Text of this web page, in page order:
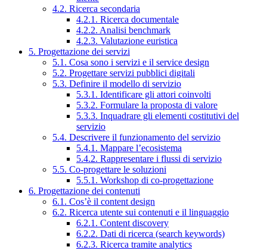
4.2. Ricerca secondaria
4.2.1. Ricerca documentale
4.2.2. Analisi benchmark
4.2.3. Valutazione euristica
5. Progettazione dei servizi
5.1. Cosa sono i servizi e il service design
5.2. Progettare servizi pubblici digitali
5.3. Definire il modello di servizio
5.3.1. Identificare gli attori coinvolti
5.3.2. Formulare la proposta di valore
5.3.3. Inquadrare gli elementi costitutivi del
servizio
5.4. Descrivere il funzionamento del servizio
5.4.1. Mappare l’ecosistema
5.4.2. Rappresentare i flussi di servizio
5.5. Co-progettare le soluzioni
5.5.1. Workshop di co-progettazione
6. Progettazione dei contenuti
6.1. Cos’è il content design
6.2. Ricerca utente sui contenuti e il linguaggio
6.2.1. Content discovery
6.2.2. Dati di ricerca (search keywords)
6.2.3. Ricerca tramite analytics